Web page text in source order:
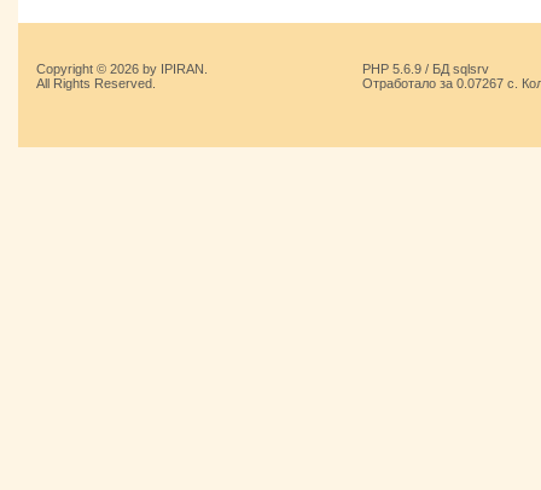
Copyright © 2026 by IPIRAN.
All Rights Reserved.
PHP 5.6.9 / БД sqlsrv
Отработало за 0.07267 с.